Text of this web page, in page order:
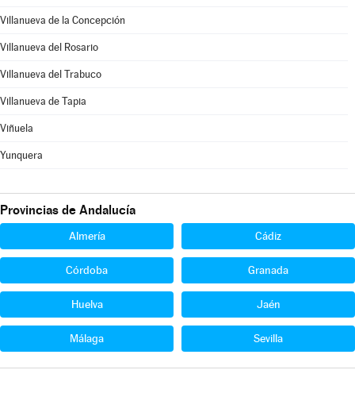
Villanueva de la Concepción
Villanueva del Rosario
Villanueva del Trabuco
Villanueva de Tapia
Viñuela
Yunquera
Provincias de Andalucía
Almería Cádiz
Córdoba Granada
Huelva Jaén
Málaga Sevilla